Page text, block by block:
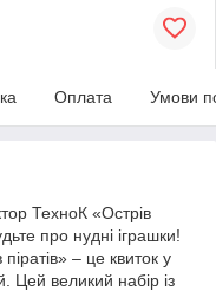
Оплата Умови
ТехноК «Острів
про нудні іграшки!
– це квиток у
Цей великий набір із